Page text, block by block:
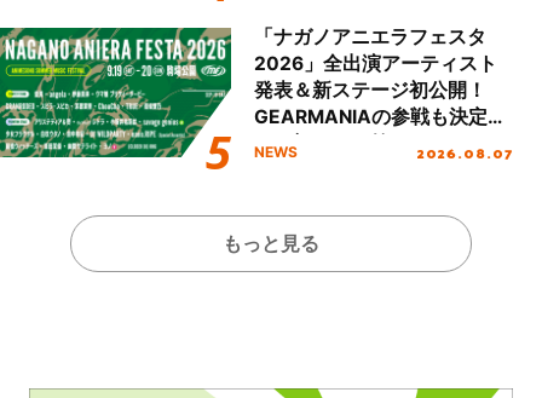
「ナガノアニエラフェスタ
2026」全出演アーティスト
発表＆新ステージ初公開！
GEARMANIAの参戦も決定
し、初となる第3ステージの
NEWS 2026.08.07
もっと見る